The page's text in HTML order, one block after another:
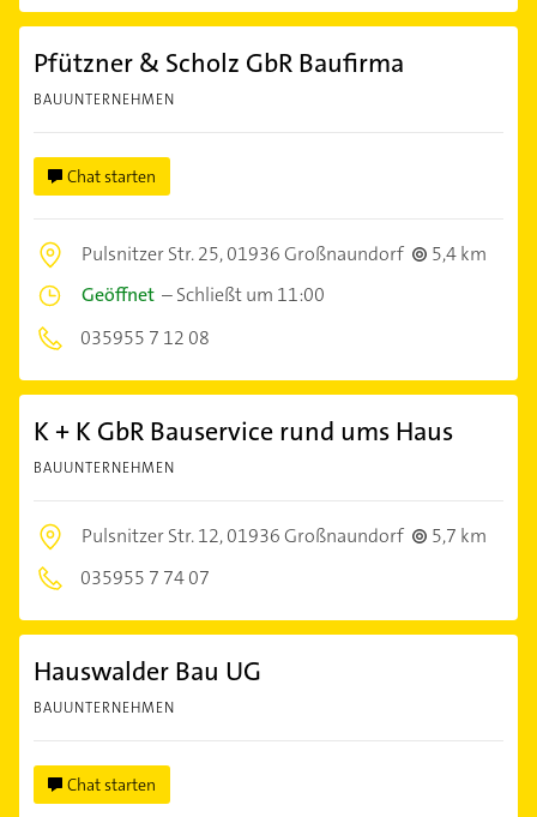
Pfützner & Scholz GbR Baufirma
BAUUNTERNEHMEN
Chat starten
Pulsnitzer Str. 25,01936 Großnaundorf
5,4 km
Geöffnet –Schließt um 11:00
035955 7 12 08
K + K GbR Bauservice rund ums Haus
BAUUNTERNEHMEN
Pulsnitzer Str. 12,01936 Großnaundorf
5,7 km
035955 7 74 07
Hauswalder Bau UG
BAUUNTERNEHMEN
Chat starten